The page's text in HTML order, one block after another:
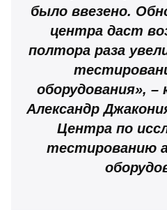
было ввезено.
центра даст
полтора раза
оборудования»,
Александр
Центра по
тестированию